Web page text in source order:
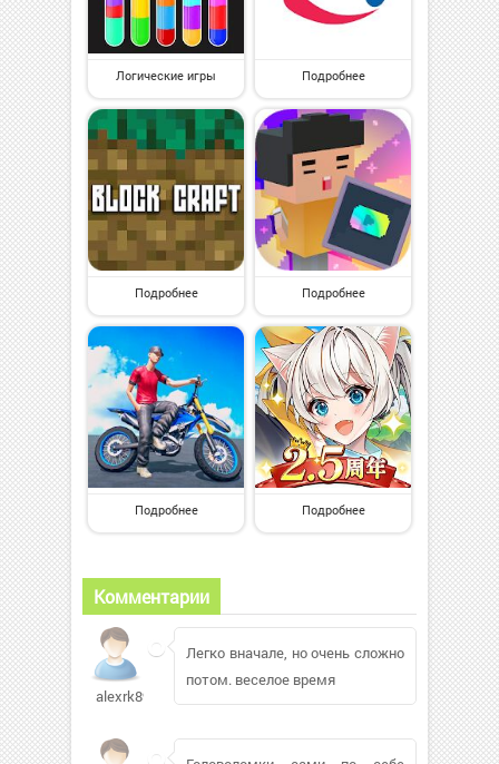
Логические игры Подробнее
Подробнее Подробнее
Подробнее Подробнее
Комментарии
alexrk89791
Легко вначале, но очень сложно
потом. веселое время